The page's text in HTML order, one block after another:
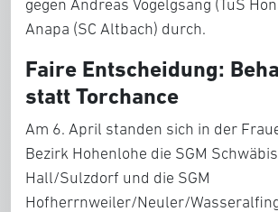
gegen Andreas Vogelgsang (TuS
Anapa (SC Altbach) durch.
Faire Entscheidung:
statt Torchance
Am 6. April standen sich in der
Bezirk Hohenlohe die SGM
Hall/Sulzdorf und die SGM
Hofherrnweiler/Neuler/